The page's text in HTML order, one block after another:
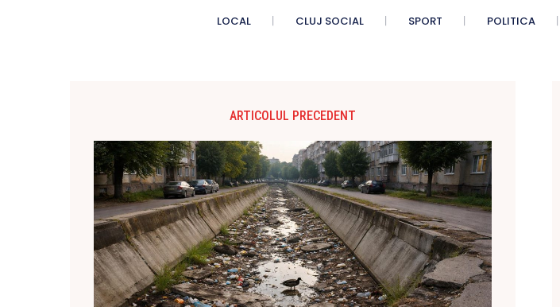
LOCAL CLUJ SOCIAL SPORT POLITICA
ARTICOLUL PRECEDENT